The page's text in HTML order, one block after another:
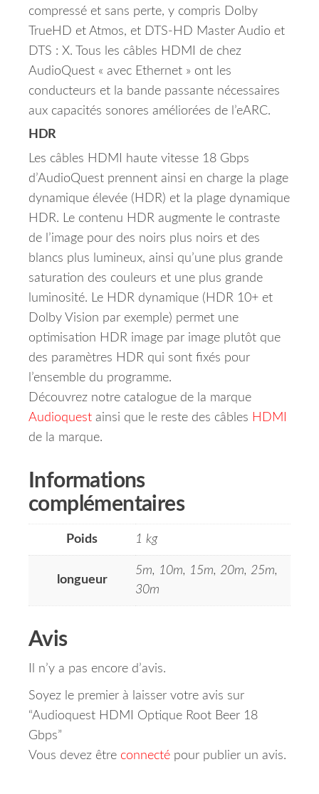
compressé et sans perte, y compris Dolby
TrueHD et Atmos, et DTS-HD Master Audio et
DTS : X. Tous les câbles HDMI de chez
AudioQuest « avec Ethernet » ont les
conducteurs et la bande passante nécessaires
aux capacités sonores améliorées de l’eARC.
HDR
Les câbles HDMI haute vitesse 18 Gbps
d’AudioQuest prennent ainsi en charge la plage
dynamique élevée (HDR) et la plage dynamique
HDR. Le contenu HDR augmente le contraste
de l’image pour des noirs plus noirs et des
blancs plus lumineux, ainsi qu’une plus grande
saturation des couleurs et une plus grande
luminosité. Le HDR dynamique (HDR 10+ et
Dolby Vision par exemple) permet une
optimisation HDR image par image plutôt que
des paramètres HDR qui sont fixés pour
l’ensemble du programme.
Découvrez notre catalogue de la marque
Audioquest ainsi que le reste des câbles HDMI
de la marque.
Informations
complémentaires
Poids 1 kg
longueur
5m, 10m, 15m, 20m, 25m,
30m
Avis
Il n’y a pas encore d’avis.
Soyez le premier à laisser votre avis sur
“Audioquest HDMI Optique Root Beer 18
Gbps”
Vous devez être connecté pour publier un avis.